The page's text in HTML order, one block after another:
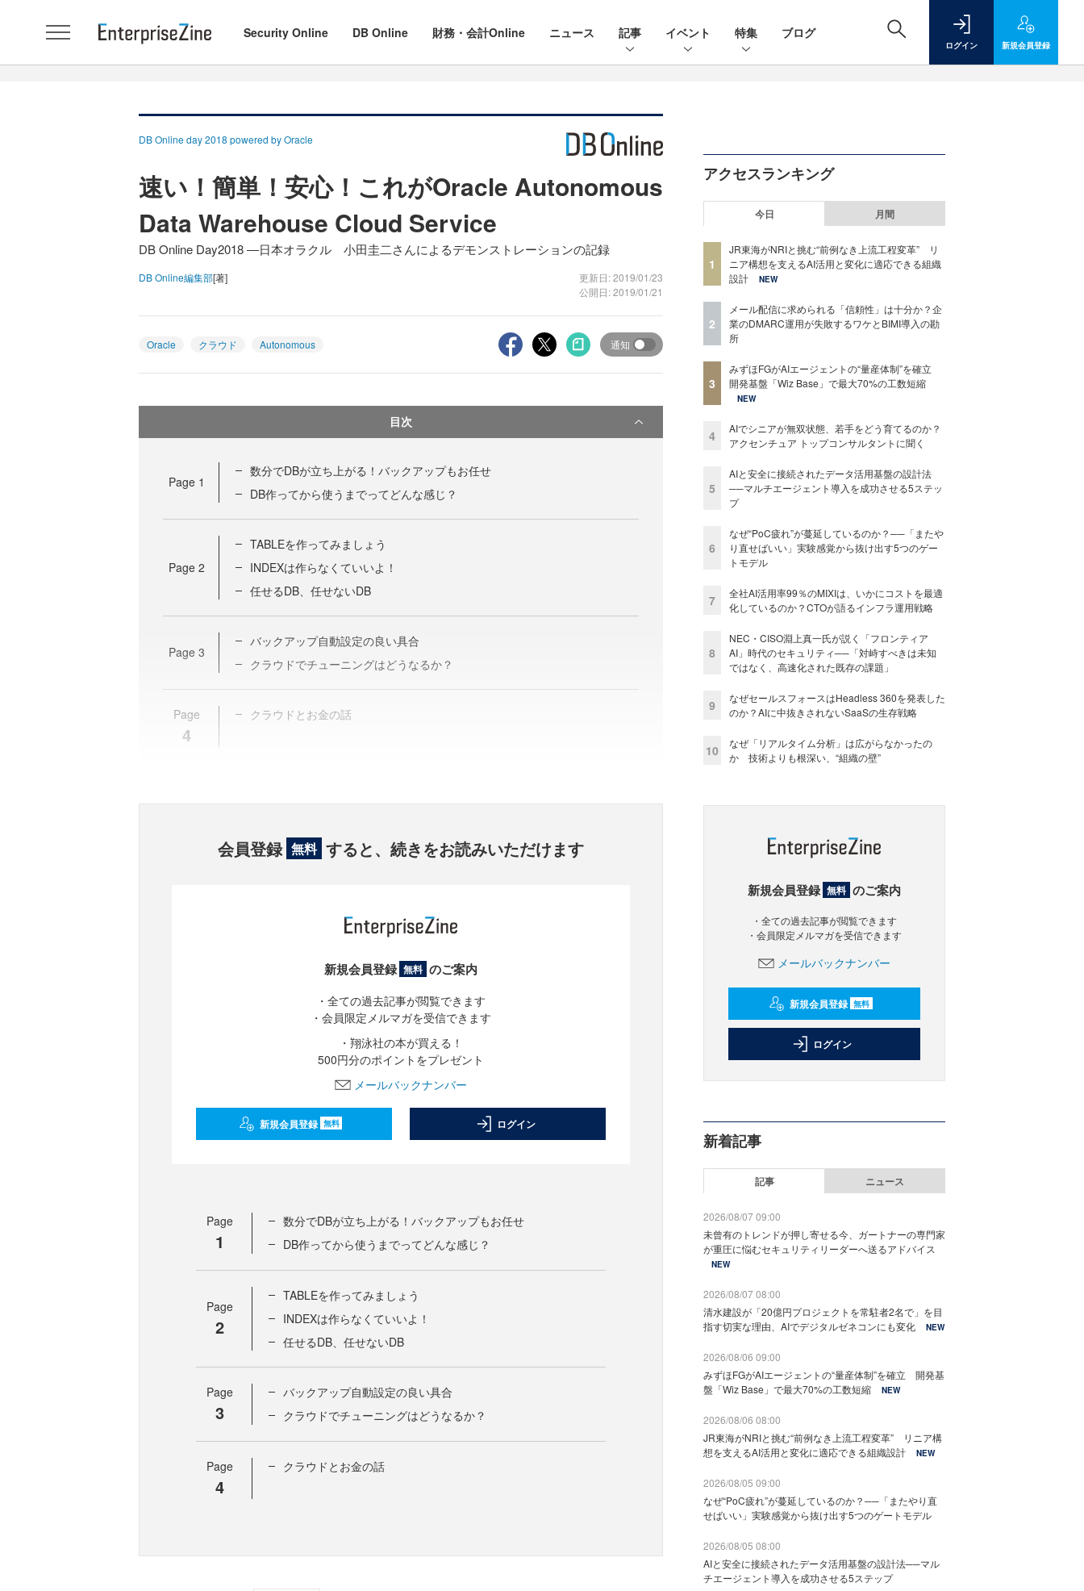
Security Online DB Online 財務・会計Online ニュース 記事 イベント 特集 ブログ
ログイン 新規会員登録
DB Online day 2018 powered by Oracle
速い！簡単！安心！これがOracle Autonomous
Data Warehouse Cloud Service
DB Online Day2018 ―日本オラクル 小田圭二さんによるデモンストレーションの記録
DB Online編集部[著]
更新日: 2019/01/23
公開日: 2019/01/21
Oracle クラウド Autonomous 通知
目次
Page 1
数分でDBが立ち上がる！バックアップもお任せ
DB作ってから使うまでってどんな感じ？
Page 2
TABLEを作ってみましょう
INDEXは作らなくていいよ！
任せるDB、任せないDB
Page 3
バックアップ自動設定の良い具合
クラウドでチューニングはどうなるか？
Page
4
クラウドとお金の話
会員登録 無料 すると、続きをお読みいただけます
新規会員登録 無料 のご案内
・全ての過去記事が閲覧できます
・会員限定メルマガを受信できます
・翔泳社の本が買える！
500円分のポイントをプレゼント
メールバックナンバー
新規会員登録 無料 ログイン
Page
1
数分でDBが立ち上がる！バックアップもお任せ
DB作ってから使うまでってどんな感じ？
Page
2
TABLEを作ってみましょう
INDEXは作らなくていいよ！
任せるDB、任せないDB
Page
3
バックアップ自動設定の良い具合
クラウドでチューニングはどうなるか？
Page
4
クラウドとお金の話
アクセスランキング
今日 月間
1
JR東海がNRIと挑む“前例なき上流工程変革” リ
ニア構想を支えるAI活用と変化に適応できる組織
設計
NEW
2
メール配信に求められる「信頼性」は十分か？企
業のDMARC運用が失敗するワケとBIMI導入の勘
所
3
みずほFGがAIエージェントの“量産体制”を確立
開発基盤「Wiz Base」で最大70%の工数短縮
NEW
4
AIでシニアが無双状態、若手をどう育てるのか？
アクセンチュア トップコンサルタントに聞く
5
AIと安全に接続されたデータ活用基盤の設計法
──マルチエージェント導入を成功させる5ステッ
プ
6
なぜ“PoC疲れ”が蔓延しているのか？──「またや
り直せばいい」実験感覚から抜け出す5つのゲー
トモデル
7
全社AI活用率99％のMIXIは、いかにコストを最適
化しているのか？CTOが語るインフラ運用戦略
8
NEC・CISO淵上真一氏が説く「フロンティア
AI」時代のセキュリティ──「対峙すべきは未知
ではなく、高速化された既存の課題」
9
なぜセールスフォースはHeadless 360を発表した
のか？AIに中抜きされないSaaSの生存戦略
10
なぜ「リアルタイム分析」は広がらなかったの
か 技術よりも根深い、“組織の壁”
新規会員登録 無料 のご案内
・全ての過去記事が閲覧できます
・会員限定メルマガを受信できます
メールバックナンバー
新規会員登録 無料
ログイン
新着記事
記事 ニュース
2026/08/07 09:00
未曾有のトレンドが押し寄せる今、ガートナーの専門家
が重圧に悩むセキュリティリーダーへ送るアドバイス
NEW
2026/08/07 08:00
清水建設が「20億円プロジェクトを常駐者2名で」を目
指す切実な理由、AIでデジタルゼネコンにも変化
NEW
2026/08/06 09:00
みずほFGがAIエージェントの“量産体制”を確立 開発基
盤「Wiz Base」で最大70%の工数短縮
NEW
2026/08/06 08:00
JR東海がNRIと挑む“前例なき上流工程変革” リニア構
想を支えるAI活用と変化に適応できる組織設計
NEW
2026/08/05 09:00
なぜ“PoC疲れ”が蔓延しているのか？──「またやり直
せばいい」実験感覚から抜け出す5つのゲートモデル
2026/08/05 08:00
AIと安全に接続されたデータ活用基盤の設計法──マル
チエージェント導入を成功させる5ステップ